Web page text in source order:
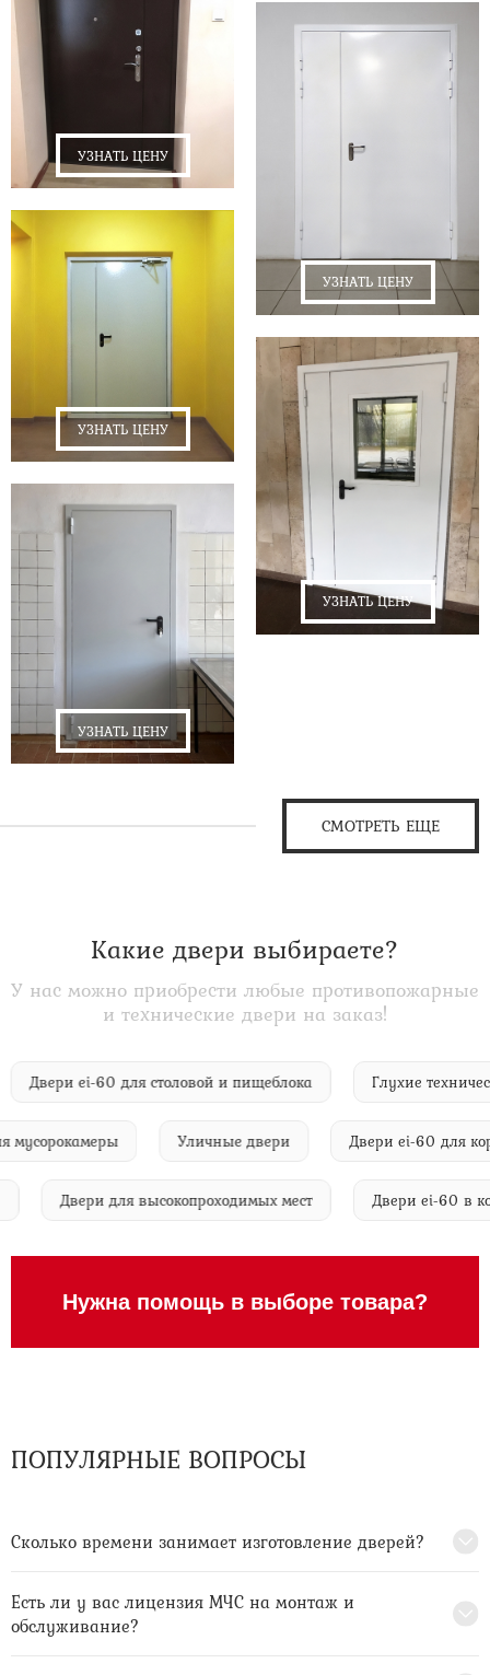
УЗНАТЬ ЦЕНУ
УЗНАТЬ ЦЕНУ
УЗНАТЬ ЦЕНУ
УЗНАТЬ ЦЕНУ
УЗНАТЬ ЦЕНУ
СМОТРЕТЬ ЕЩЕ
Какие двери выбираете?
У нас можно приобрести любые противопожарные
и технические двери на заказ!
Двери ei-60 для столовой и пищеблока Глухие
Уличные двери Двери ei-60 для
Двери для высокопроходимых мест Двери ei-
Нужна помощь в выборе товара?
ПОПУЛЯРНЫЕ ВОПРОСЫ
Сколько времени занимает изготовление дверей?
Есть ли у вас лицензия МЧС на монтаж и
обслуживание?